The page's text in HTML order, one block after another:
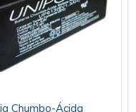
Chumbo-Ácida